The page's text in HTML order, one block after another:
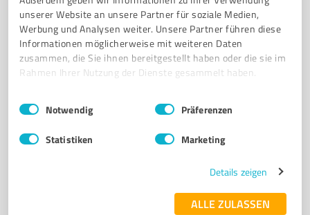
unserer Website an unsere Partner für soziale Medien,
Werbung und Analysen weiter. Unsere Partner führen diese
Informationen möglicherweise mit weiteren Daten
zusammen, die Sie ihnen bereitgestellt haben oder die sie im
Rahmen Ihrer Nutzung der Dienste gesammelt haben.
Impressum Datenschutzbestimmungen
Einwilligungsauswahl
Notwendig Präferenzen
Statistiken Marketing
Details zeigen
ALLE ZULASSEN
Kristina Heiland
Ganzheitliches Life Coaching und energetische Heilung
in Wettin
LIFE COACHING ENERGETISCHE ARBEIT
SELBSTVERWIRKLICHUNG KÖRPERARBEIT TRANSFORMATION
www.praxis-kristina-heiland.com/